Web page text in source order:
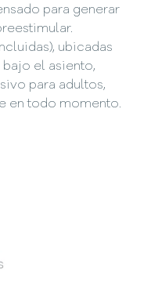
para generar
ubicadas
el asiento,
para adultos,
en todo momento.